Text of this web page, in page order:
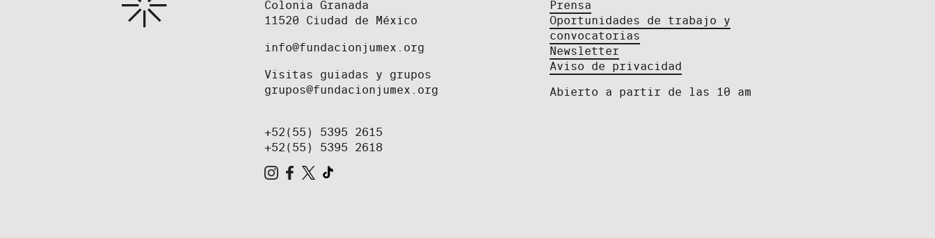
Colonia Granada
11520 Ciudad de México
info@fundacionjumex.org
Visitas guiadas y grupos
grupos@fundacionjumex.org
+52(55) 5395 2615
+52(55) 5395 2618
Prensa
Oportunidades de trabajo y
convocatorias
Newsletter
Aviso de privacidad
Abierto a partir de las 10 am